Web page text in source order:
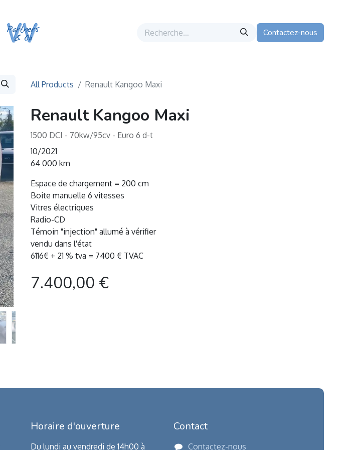
Contactez-nous
All Products Renault Kangoo Maxi
Renault Kangoo Maxi
1500 DCI - 70kw/95cv - Euro 6 d-t
10/2021
64 000 km
Espace de chargement = 200 cm
Boite manuelle 6 vitesses
Vitres électriques
Radio-CD
Témoin "injection" allumé à vérifier
vendu dans l'état
6116€ + 21 % tva = 7400 € TVAC
7.400,00 €
Horaire d'ouverture
Du lundi au vendredi de 14h00 à
Contact
Contactez-nous